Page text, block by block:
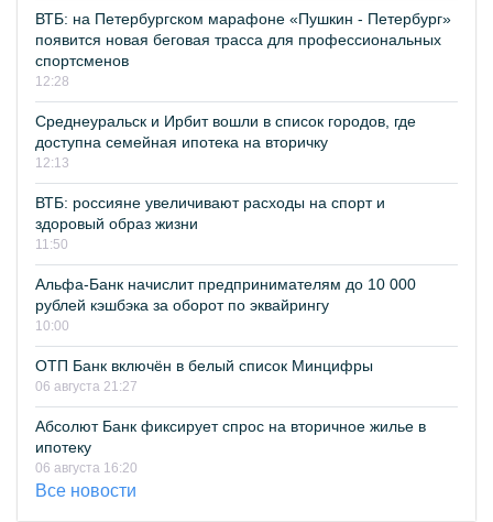
ВТБ: на Петербургском марафоне «Пушкин - Петербург»
появится новая беговая трасса для профессиональных
спортсменов
12:28
Среднеуральск и Ирбит вошли в список городов, где
доступна семейная ипотека на вторичку
12:13
ВТБ: россияне увеличивают расходы на спорт и
здоровый образ жизни
11:50
Альфа-Банк начислит предпринимателям до 10 000
рублей кэшбэка за оборот по эквайрингу
10:00
ОТП Банк включён в белый список Минцифры
06 августа 21:27
Абсолют Банк фиксирует спрос на вторичное жилье в
ипотеку
06 августа 16:20
Все новости